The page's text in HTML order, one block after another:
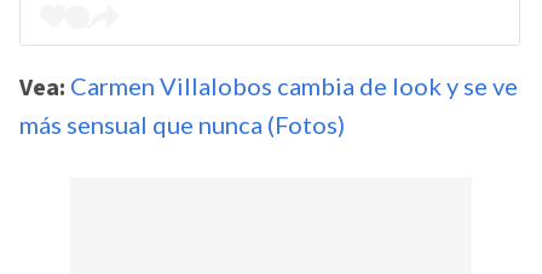
Vea: Carmen Villalobos cambia de look y se ve
más sensual que nunca (Fotos)